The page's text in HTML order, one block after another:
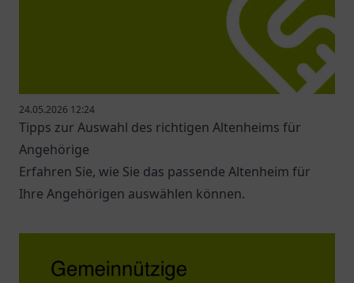
24.05.2026 12:24
Tipps zur Auswahl des richtigen Altenheims für
Angehörige
Erfahren Sie, wie Sie das passende Altenheim für
Ihre Angehörigen auswählen können.